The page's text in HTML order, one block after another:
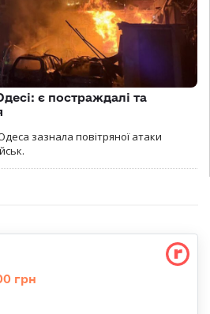
є постраждалі та
зазнала повітряної атаки
грн